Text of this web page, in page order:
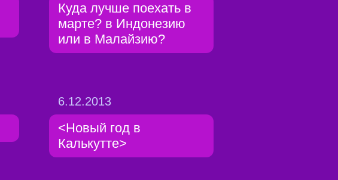
Куда лучше поехать в
марте? в Индонезию
или в Малайзию?
6.12.2013
<Новый год в
Калькутте>